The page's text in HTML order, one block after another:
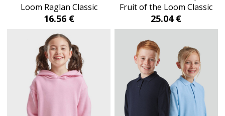
Loom Raglan Classic
16.56 €
Fruit of the Loom Classic
25.04 €